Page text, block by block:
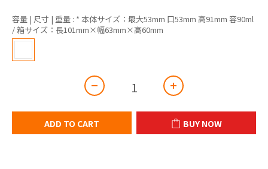
容量 | 尺寸 | 重量 : * 本体サイズ：最大53mm 口53mm 高91mm 容90ml
/ 箱サイズ：長101mm×幅63mm×高60mm
ADD TO CART BUY NOW